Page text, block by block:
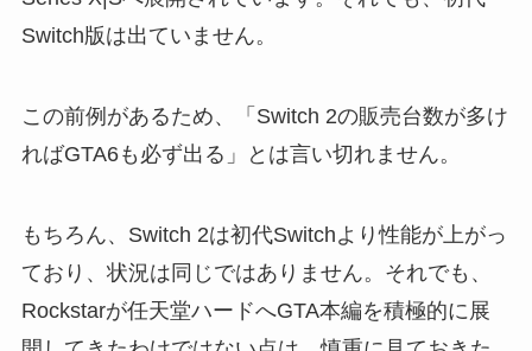
Switch版は出ていません。
この前例があるため、「Switch 2の販売台数が多け
ればGTA6も必ず出る」とは言い切れません。
もちろん、Switch 2は初代Switchより性能が上がっ
ており、状況は同じではありません。それでも、
Rockstarが任天堂ハードへGTA本編を積極的に展